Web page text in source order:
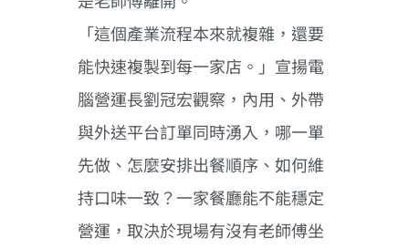
「這個產業流程本來就複雜，還要
能快速複製到每一家店。」宣揚電
腦營運長劉冠宏觀察，內用、外帶
與外送平台訂單同時湧入，哪一單
先做、怎麼安排出餐順序、如何維
持口味一致？一家餐廳能不能穩定
營運，取決於現場有沒有老師傅坐